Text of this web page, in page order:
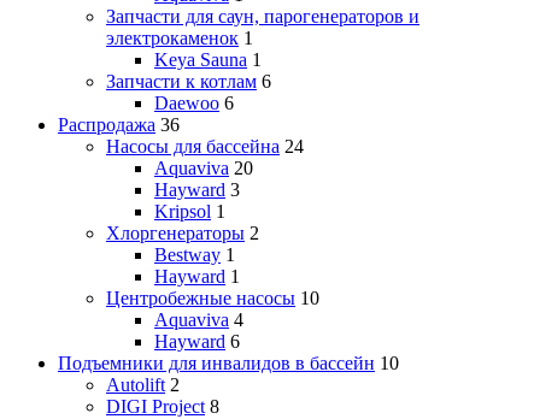
Запчасти для саун, парогенераторов и
электрокаменок 1
Keya Sauna 1
Запчасти к котлам 6
Daewoo 6
Распродажа 36
Насосы для бассейна 24
Aquaviva 20
Hayward 3
Kripsol 1
Хлоргенераторы 2
Bestway 1
Hayward 1
Центробежные насосы 10
Aquaviva 4
Hayward 6
Подъемники для инвалидов в бассейн 10
Autolift 2
DIGI Project 8